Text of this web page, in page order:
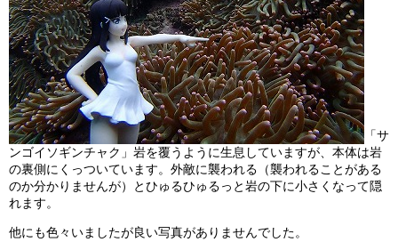
「サ
ンゴイソギンチャク」岩を覆うように生息していますが、本体は岩
の裏側にくっついています。外敵に襲われる（襲われることがある
のか分かりませんが）とひゅるひゅるっと岩の下に小さくなって隠
れます。
他にも色々いましたが良い写真がありませんでした。